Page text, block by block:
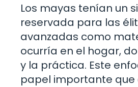
Los mayas tenían un
reservada para las
avanzadas como
ocurría en el hogar,
y la práctica. Este
papel importante